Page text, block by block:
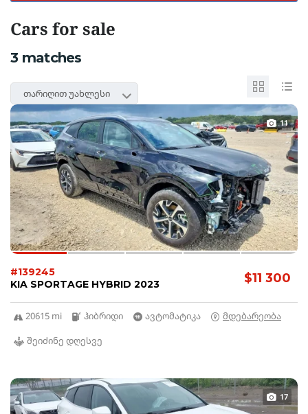
Cars for sale
3 matches
თარიღით უახლესი
11
$11 300
#139245
KIA SPORTAGE HYBRID 2023
20615 mi ჰიბრიდი ავტომატიკა
მდებარეობა
შეიძინე დღესვე
17